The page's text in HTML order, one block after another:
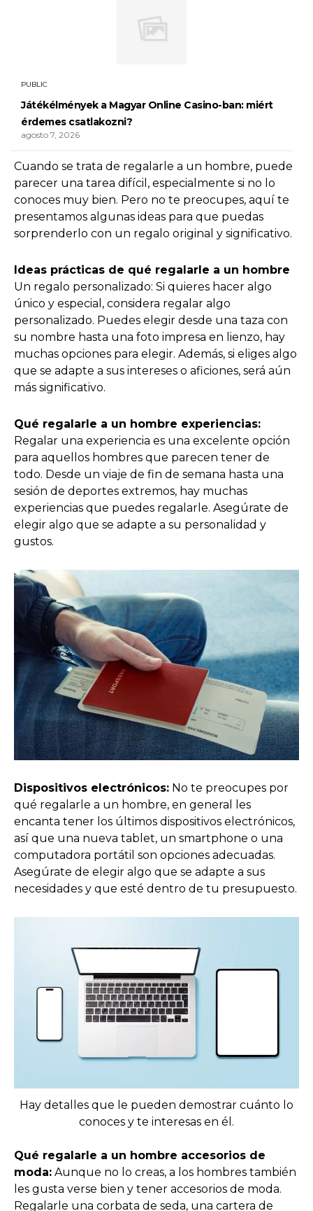
Cuando se trata de regalarle a un hombre, puede
parecer una tarea difícil, especialmente si no lo
conoces muy bien. Pero no te preocupes, aquí te
presentamos algunas ideas para que puedas
sorprenderlo con un regalo original y significativo.
Ideas prácticas de qué regalarle a un hombre
Un regalo personalizado: Si quieres hacer algo
único y especial, considera regalar algo
personalizado. Puedes elegir desde una taza con
su nombre hasta una foto impresa en lienzo, hay
muchas opciones para elegir. Además, si eliges algo
que se adapte a sus intereses o aficiones, será aún
más significativo.
Qué regalarle a un hombre experiencias:
Regalar una experiencia es una excelente opción
para aquellos hombres que parecen tener de
todo. Desde un viaje de fin de semana hasta una
sesión de deportes extremos, hay muchas
experiencias que puedes regalarle. Asegúrate de
elegir algo que se adapte a su personalidad y
gustos.
Dispositivos electrónicos: No te preocupes por
qué regalarle a un hombre, en general les
encanta tener los últimos dispositivos electrónicos,
así que una nueva tablet, un smartphone o una
computadora portátil son opciones adecuadas.
Asegúrate de elegir algo que se adapte a sus
necesidades y que esté dentro de tu presupuesto.
Hay detalles que le pueden demostrar cuánto lo
conoces y te interesas en él.
Qué regalarle a un hombre accesorios de
moda: Aunque no lo creas, a los hombres también
les gusta verse bien y tener accesorios de moda.
Regalarle una corbata de seda, una cartera de
PUBLIC
Játékélmények a Magyar Online Casino-ban: miért
érdemes csatlakozni?
agosto 7, 2026